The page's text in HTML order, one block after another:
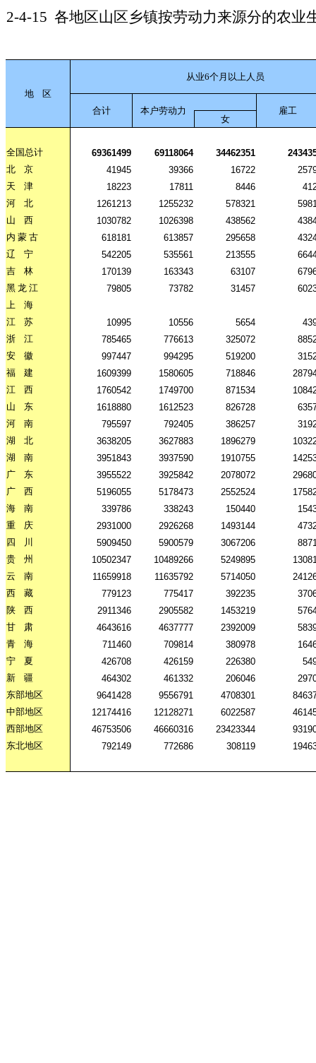
2-4-15 各地区山区乡镇按劳动力来源分的农业
地 区
从业6个月以上人员
合计 本户劳动力
雇工
女
全国总计 69361499 69118064 34462351
北
京 41945 39366 16722
天
津 18223 17811 8446
河
北 1261213 1255232 578321
山
西 1030782 1026398 438562
内 蒙 古 618181 613857 295658
辽
宁 542205 535561 213555
吉
林 170139 163343 63107
黑 龙 江 79805 73782 31457
上
海
江
苏 10995 10556 5654
浙
江 785465 776613 325072
安
徽 997447 994295 519200
福
建 1609399 1580605 718846
江
西 1760542 1749700 871534
山
东 1618880 1612523 826728
河
南 795597 792405 386257
湖
北 3638205 3627883 1896279
湖
南 3951843 3937590 1910755
广
东 3955522 3925842 2078072
广
西 5196055 5178473 2552524
海
南 339786 338243 150440
重
庆 2931000 2926268 1493144
四
川 5909450 5900579 3067206
贵
州 10502347 10489266 5249895
云
南 11659918 11635792 5714050
西
藏 779123 775417 392235
陕
西 2911346 2905582 1453219
甘
肃 4643616 4637777 2392009
青
海 711460 709814 380978
宁
夏 426708 426159 226380
新
疆 464302 461332 206046
东部地区
9641428 9556791 4708301
中部地区
12174416 12128271 6022587
西部地区
46753506 46660316 23423344
东北地区
792149 772686 308119